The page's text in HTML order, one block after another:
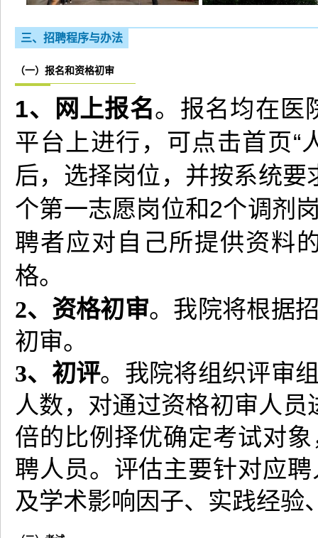
三、招聘程序与办法
（一）报名和资格初审
1、网上报名。报名均在医
平台上进行，可点击首页“
后，选择岗位，并按系统
个第一志愿岗位和2个调剂
聘者应对自己所提供资料
格。
2、资格初审。我院将根据
初审。
3、初评。我院将组织评审
人数，对通过资格初审人
倍的比例择优确定考试对
聘人员。评估主要针对应
及学术影响因子、实践经验